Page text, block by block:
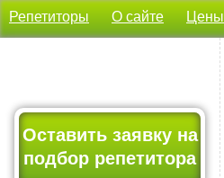
Репетиторы О сайте Цены
Оставить заявку на
подбор репетитора